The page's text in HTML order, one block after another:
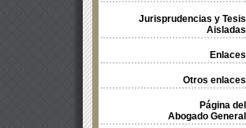
Jurisprudencias y Tesis
Aisladas
Enlaces
Otros enlaces
Página del
Abogado General